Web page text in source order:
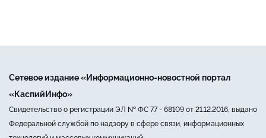
Сетевое издание «Информационно-новостной портал
«КаспийИнфо»
Свидетельство о регистрации ЭЛ № ФС 77 - 68109 от 21.12.2016, выдано
Федеральной службой по надзору в сфере связи, информационных